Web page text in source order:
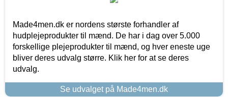
Made4men.dk er nordens største forhandler af
hudplejeprodukter til mænd. De har i dag over 5.000
forskellige plejeprodukter til mænd, og hver eneste uge
bliver deres udvalg større. Klik her for at se deres
udvalg.
Se udvalget på Made4men.dk